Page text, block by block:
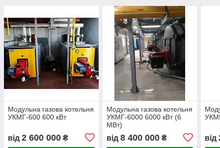
Модульна газова котельня
УКМГ-600 600 кВт
від 2 600 000 ₴
Модульна газова котельня
УКМГ-6000 6000 кВт (6
МВт)
від 8 400 000₴ від